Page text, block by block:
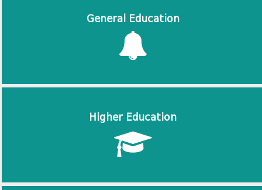
General Education
Higher Education